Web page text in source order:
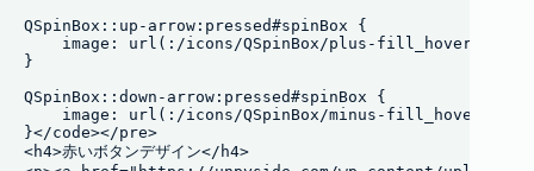
QSpinBox::up-arrow:pressed#spinBox {
    image: url(:/icons/QSpinBox/plus-fill_hover.png);
}
QSpinBox::down-arrow:pressed#spinBox {
image: url(:/icons/QSpinBox/minus-
}</code></pre>
<h4>赤いボタンデザイン</h4>